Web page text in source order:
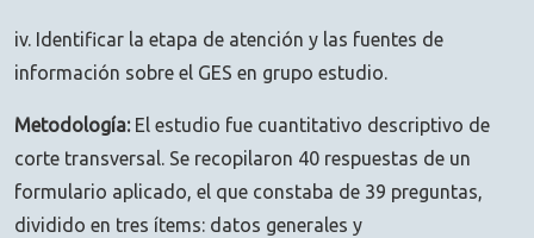
iv. Identificar la etapa de atención y las fuentes de
información sobre el GES en grupo estudio.
Metodología: El estudio fue cuantitativo descriptivo de
corte transversal. Se recopilaron 40 respuestas de un
formulario aplicado, el que constaba de 39 preguntas,
dividido en tres ítems: datos generales y